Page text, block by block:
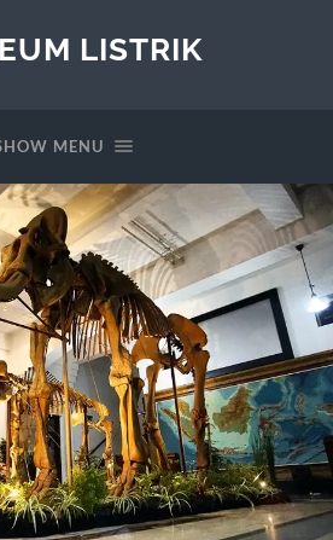
LISTRIK
MENU